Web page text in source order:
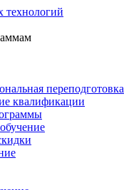
технологий
переподготовка
квалификации